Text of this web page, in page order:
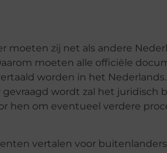
moeten zij net als andere
moeten alle officiële
worden in het Nederlands.
wordt zal het juridisch
hen om eventueel verdere